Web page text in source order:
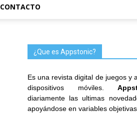
CONTACTO
¿Que es Appstonic?
Es una revista digital de juegos y
dispositivos móviles.
diariamente las ultimas
apoyándose en variables objetivas.